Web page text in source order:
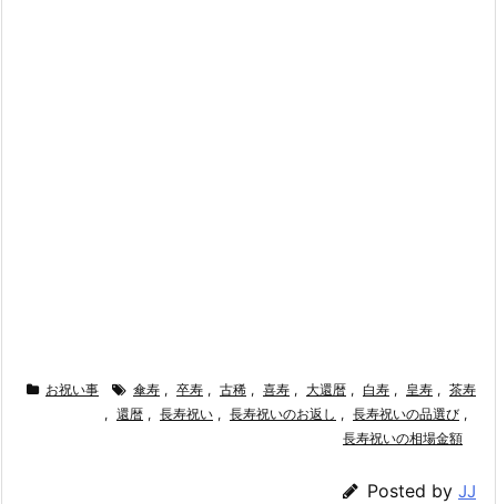
お祝い事 傘寿 , 卒寿 , 古稀 , 喜寿 , 大還暦 , 白寿 , 皇寿 , 茶寿
, 還暦 , 長寿祝い , 長寿祝いのお返し , 長寿祝いの品選び ,
長寿祝いの相場金額
Posted by JJ